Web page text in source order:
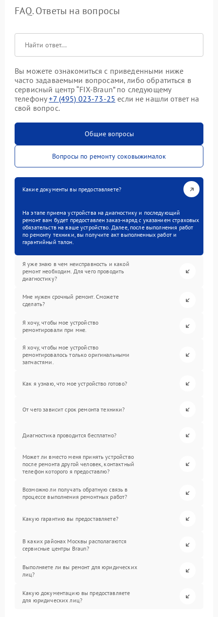
FAQ. Ответы на вопросы
Вы можете ознакомиться с приведенными ниже
часто задаваемыми вопросами, либо обратиться в
сервисный центр “FIX-Braun” по следующему
телефону+7 (495) 023-73-25 если не нашли ответ на
свой вопрос.
Общие вопросы
Вопросы по ремонту соковыжималок
Какие документы вы предоставляете?
На этапе приема устройства на диагностику и последующий
ремонт вам будет предоставлен заказ-наряд с указанием страховых
обязательств на ваше устройство. Далее, после выполнения работ
по ремонту техники, вы получите акт выполненных работ и
гарантийный талон.
Я уже знаю в чем неисправность и какой
ремонт необходим. Для чего проводить
диагностику?
Мне нужен срочный ремонт. Сможете
сделать?
Я хочу, чтобы мое устройство
ремонтировали при мне.
Я хочу, чтобы мое устройство
ремонтировалось только оригинальными
запчастями.
Как я узнаю, что мое устройство готово?
От чего зависит срок ремонта техники?
Диагностика проводится бесплатно?
Может ли вместо меня принять устройство
после ремонта другой человек, контактный
телефон которого я предоставлю?
Возможно ли получать обратную связь в
процессе выполнения ремонтных работ?
Какую гарантию вы предоставляете?
В каких районах Москвы располагаются
сервисные центры Braun?
Выполняете ли вы ремонт для юридических
лиц?
Какую документацию вы предоставляете
для юридических лиц?